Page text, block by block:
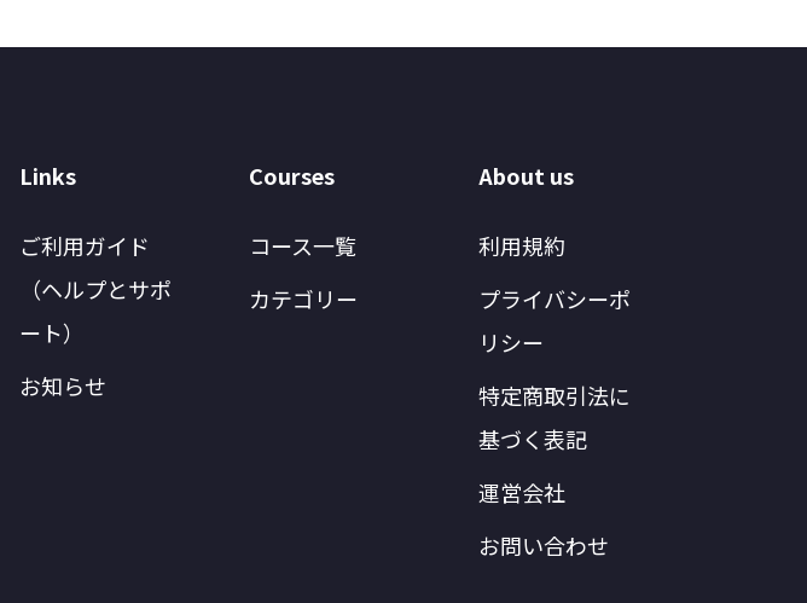
Links
ご利用ガイド
（ヘルプとサポ
ート）
お知らせ
Courses
コース一覧
カテゴリー
About us
利用規約
プライバシーポ
リシー
特定商取引法に
基づく表記
運営会社
お問い合わせ